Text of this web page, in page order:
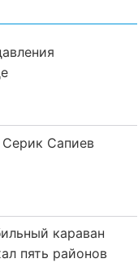
Сапиев
караван
пять районов